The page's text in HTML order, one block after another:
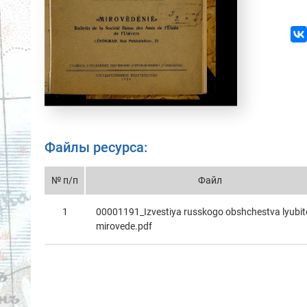
Файлы ресурса:
№ п/п Файл
1
00001191_Izvestiya russkogo obshchestvа
mirovede.pdf